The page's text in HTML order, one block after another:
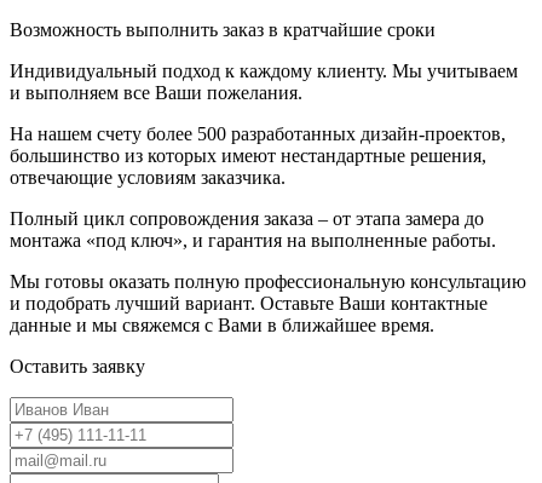
Возможность выполнить заказ в кратчайшие сроки
Индивидуальный подход к каждому клиенту. Мы учитываем
и выполняем все Ваши пожелания.
На нашем счету более 500 разработанных дизайн-проектов,
большинство из которых имеют нестандартные решения,
отвечающие условиям заказчика.
Полный цикл сопровождения заказа – от этапа замера до
монтажа «под ключ», и гарантия на выполненные работы.
Мы готовы оказать полную профессиональную консультацию
и подобрать лучший вариант. Оставьте Ваши контактные
данные и мы свяжемся с Вами в ближайшее время.
Оставить заявку